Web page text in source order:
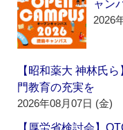
ャン
2026
【昭和薬大 神林氏
門教育の充実を
2026年08月07日 (金)